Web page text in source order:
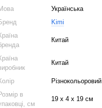
Українська
Kimi
Китай
Китай
Різнокольоровий
в
см
19 х 4 х 19 см